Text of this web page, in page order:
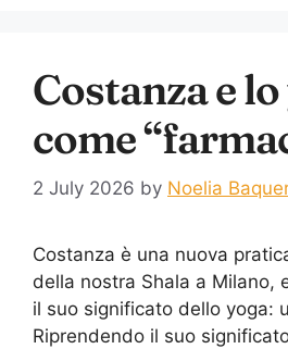
Costanza e
come
2 July 2026 by Noelia
Costanza è una nuova
della nostra Shala a Milano,
il suo significato dello yoga:
Riprendendo il suo